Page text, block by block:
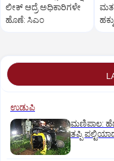
ಲೀಕ್‌ ಆದ್ರೆ ಅಧಿಕಾರಿಗಳೇ
ಹೊಣೆ: ಸಿಎಂ
ಉಡುಪಿ
ಮಣಿಪಾಲ:
ತಪ್ಪಿ